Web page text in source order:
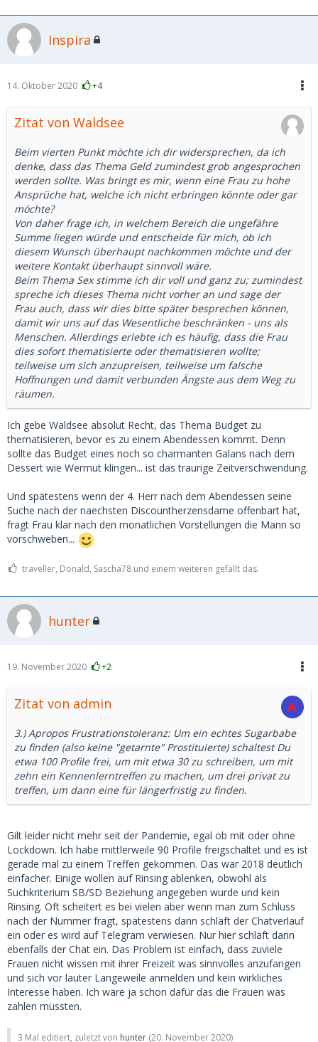
Inspira
14. Oktober 2020 +4
Zitat von Waldsee
Beim vierten Punkt möchte ich dir widersprechen, da ich
denke, dass das Thema Geld zumindest grob angesprochen
werden sollte. Was bringt es mir, wenn eine Frau zu hohe
Ansprüche hat, welche ich nicht erbringen könnte oder gar
möchte?
Von daher frage ich, in welchem Bereich die ungefähre
Summe liegen würde und entscheide für mich, ob ich
diesem Wunsch überhaupt nachkommen möchte und der
weitere Kontakt überhaupt sinnvoll wäre.
Beim Thema Sex stimme ich dir voll und ganz zu; zumindest
spreche ich dieses Thema nicht vorher an und sage der
Frau auch, dass wir dies bitte später besprechen können,
damit wir uns auf das Wesentliche beschränken - uns als
Menschen. Allerdings erlebte ich es häufig, dass die Frau
dies sofort thematisierte oder thematisieren wollte;
teilweise um sich anzupreisen, teilweise um falsche
Hoffnungen und damit verbunden Ängste aus dem Weg zu
räumen.
Ich gebe Waldsee absolut Recht, das Thema Budget zu
thematisieren, bevor es zu einem Abendessen kommt. Denn
sollte das Budget eines noch so charmanten Galans nach dem
Dessert wie Wermut klingen... ist das traurige Zeitverschwendung.
Und spätestens wenn der 4. Herr nach dem Abendessen seine
Suche nach der naechsten Discountherzensdame offenbart hat,
fragt Frau klar nach den monatlichen Vorstellungen die Mann so
vorschweben...
traveller, Donald, Sascha78 und einem weiteren gefällt das.
hunter
19. November 2020 +2
Zitat von admin
3.) Apropos Frustrationstoleranz: Um ein echtes Sugarbabe
zu finden (also keine "getarnte" Prostituierte) schaltest Du
etwa 100 Profile frei, um mit etwa 30 zu schreiben, um mit
zehn ein Kennenlerntreffen zu machen, um drei privat zu
treffen, um dann eine für längerfristig zu finden.
Gilt leider nicht mehr seit der Pandemie, egal ob mit oder ohne
Lockdown. Ich habe mittlerweile 90 Profile freigschaltet und es ist
gerade mal zu einem Treffen gekommen. Das war 2018 deutlich
einfacher. Einige wollen auf Rinsing ablenken, obwohl als
Suchkriterium SB/SD Beziehung angegeben wurde und kein
Rinsing. Oft scheitert es bei vielen aber wenn man zum Schluss
nach der Nummer fragt, spätestens dann schläft der Chatverlauf
ein oder es wird auf Telegram verwiesen. Nur hier schläft dann
ebenfalls der Chat ein. Das Problem ist einfach, dass zuviele
Frauen nicht wissen mit ihrer Freizeit was sinnvolles anzufangen
und sich vor lauter Langeweile anmelden und kein wirkliches
Interesse haben. Ich wäre ja schon dafür das die Frauen was
zahlen müssten.
3 Mal editiert, zuletzt von hunter (20. November 2020)